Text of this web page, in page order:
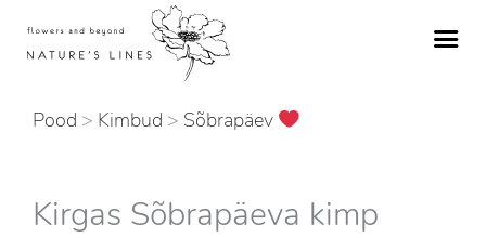
content
Pood > Kimbud > Sõbrapäev
Kirgas Sõbrapäeva kimp